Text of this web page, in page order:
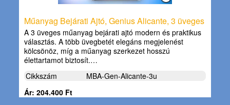
Műanyag Bejárati Ajtó, Genius Alicante, 3 üveges
A 3 üveges műanyag bejárati ajtó modern és praktikus
választás. A több üvegbetét elegáns megjelenést
kölcsönöz, míg a műanyag szerkezet hosszú
élettartamot biztosít.…
Cikkszám
MBA-Gen-Alicante-3u
Ár: 204.400 Ft